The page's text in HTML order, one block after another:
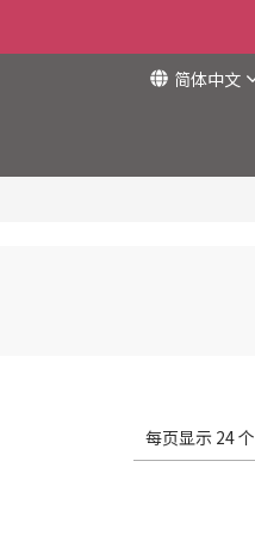
简体中文
每页显示 24 个